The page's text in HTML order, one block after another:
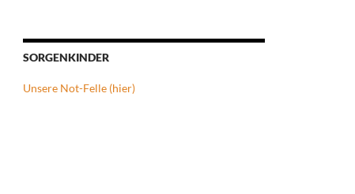
SORGENKINDER
Unsere Not-Felle (hier)